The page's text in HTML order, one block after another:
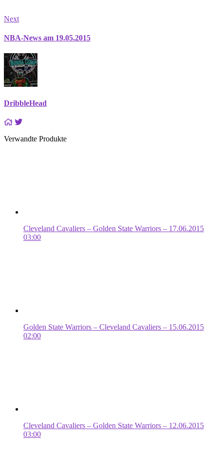
Next
NBA-News am 19.05.2015
DribbleHead
Verwandte Produkte
Cleveland Cavaliers – Golden State Warriors – 17.06.2015
03:00
Golden State Warriors – Cleveland Cavaliers – 15.06.2015
02:00
Cleveland Cavaliers – Golden State Warriors – 12.06.2015
03:00